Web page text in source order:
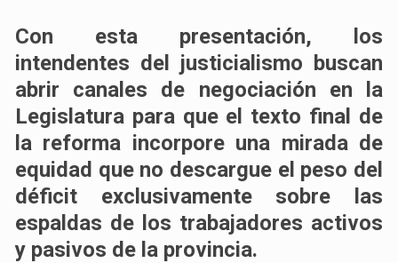
Con esta presentación, los
intendentes del justicialismo buscan
abrir canales de negociación en la
Legislatura para que el texto final de
la reforma incorpore una mirada de
equidad que no descargue el peso del
déficit exclusivamente sobre las
espaldas de los trabajadores activos
y pasivos de la provincia.